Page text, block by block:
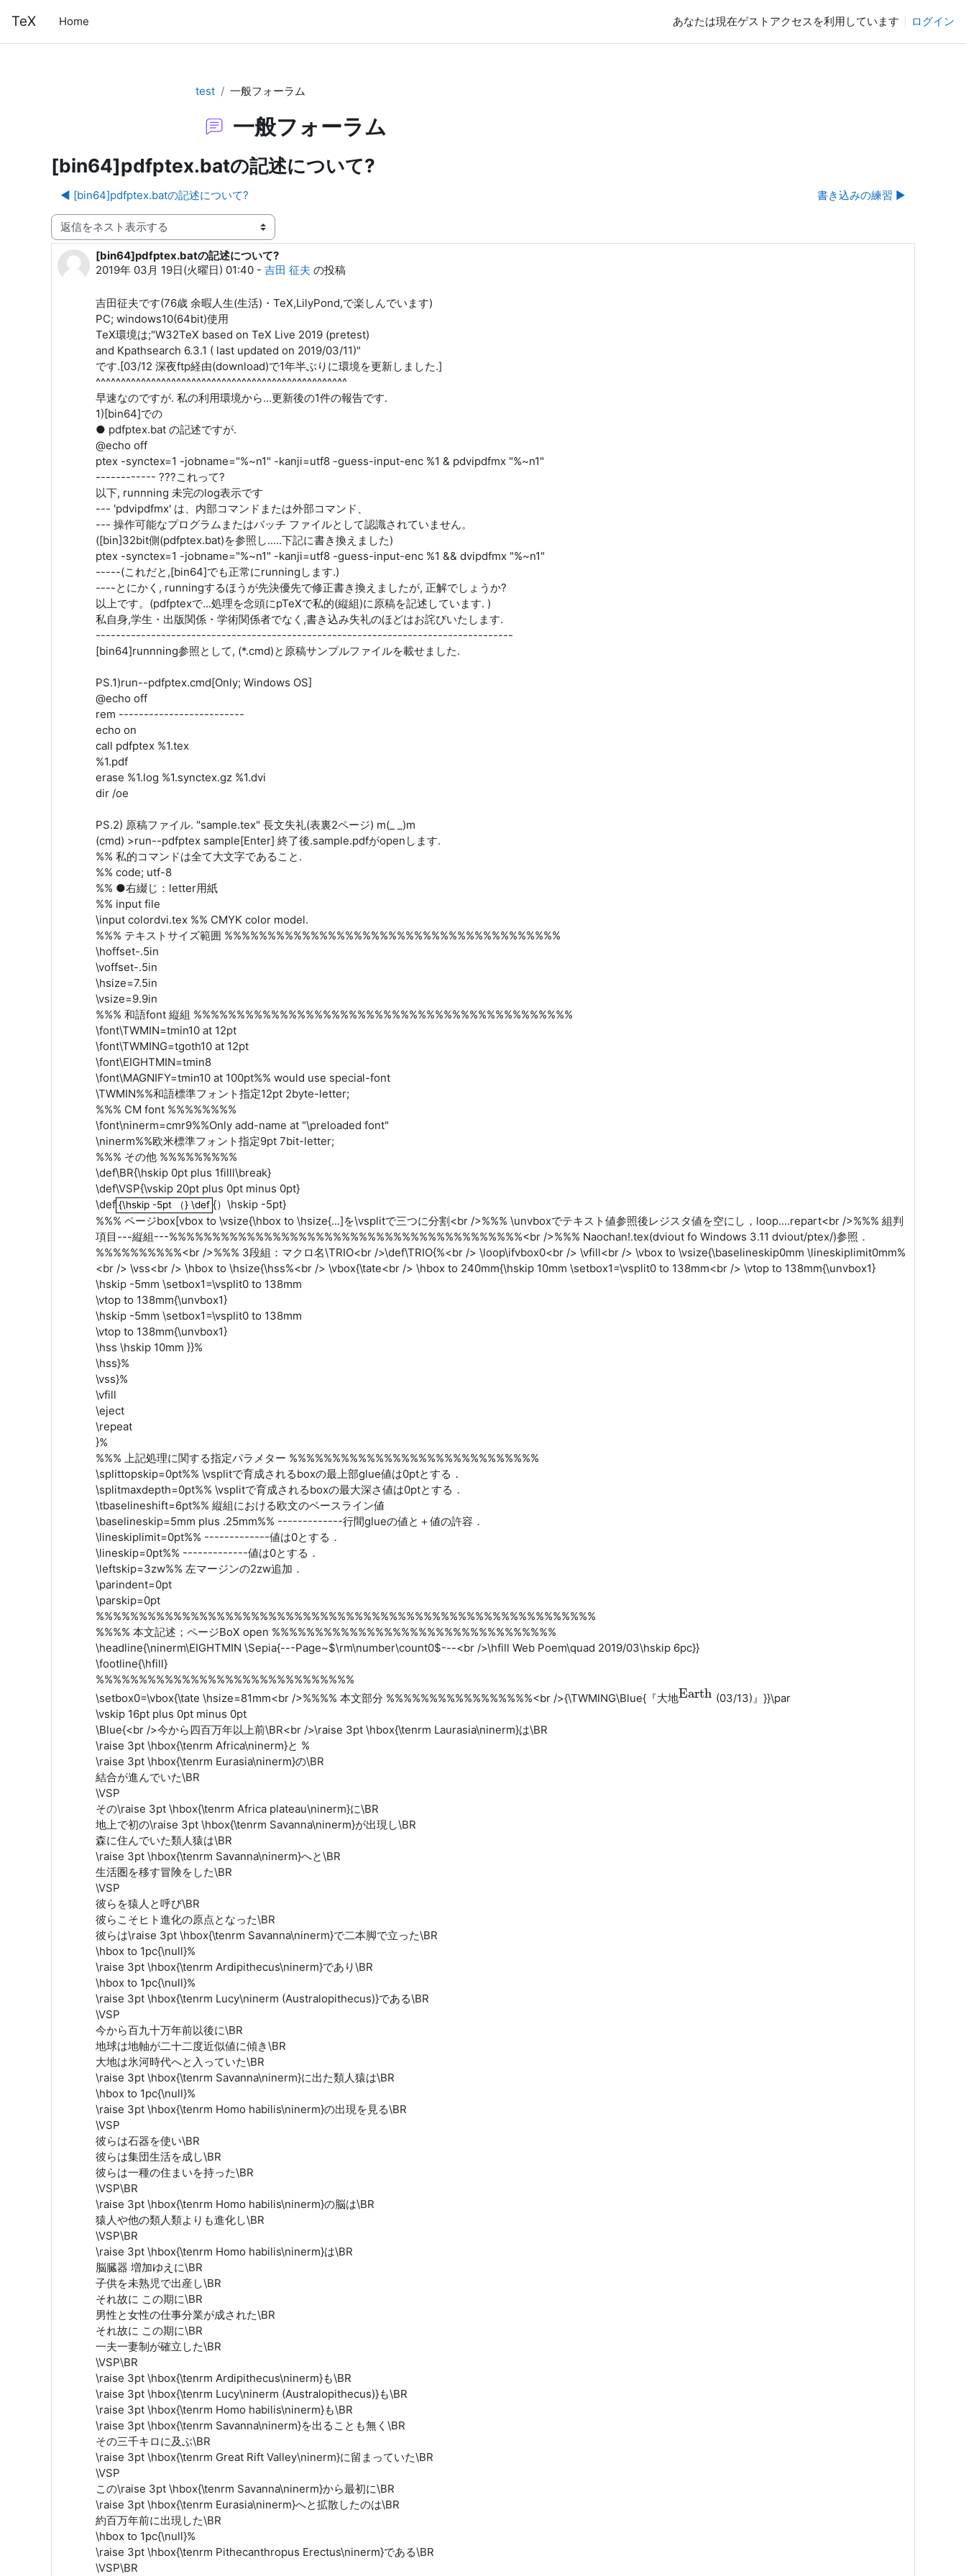
TeX Home あなたは現在ゲストアクセスを利用しています ログイン
test 一般フォーラム
一般フォーラム
[bin64]pdfptex.batの記述について?
◀︎ [bin64]pdfptex.batの記述について? 書き込みの練習 ▶︎
表示モード
[bin64]pdfptex.batの記述について?
2019年 03月 19日(火曜日) 01:40 - 吉田 征夫 の投稿
返信数: 0
吉田征夫です(76歳 余暇人生(生活)・TeX,LilyPond,で楽しんでいます)
PC; windows10(64bit)使用
TeX環境は;"W32TeX based on TeX Live 2019 (pretest)
and Kpathsearch 6.3.1 ( last updated on 2019/03/11)"
です.[03/12 深夜ftp経由(download)で1年半ぶりに環境を更新しました.]
^^^^^^^^^^^^^^^^^^^^^^^^^^^^^^^^^^^^^^^^^^^^^^^^^^
早速なのですが. 私の利用環境から...更新後の1件の報告です.
1)[bin64]での
● pdfptex.bat の記述ですが.
@echo off
ptex -synctex=1 -jobname="%~n1" -kanji=utf8 -guess-input-enc %1 & pdvipdfmx "%~n1"
------------ ???これって?
以下, runnning 未完のlog表示です
--- 'pdvipdfmx' は、内部コマンドまたは外部コマンド、
--- 操作可能なプログラムまたはバッチ ファイルとして認識されていません。
([bin]32bit側(pdfptex.bat)を参照し.....下記に書き換えました)
ptex -synctex=1 -jobname="%~n1" -kanji=utf8 -guess-input-enc %1 && dvipdfmx "%~n1"
-----(これだと,[bin64]でも正常にrunningします.)
----とにかく, runningするほうが先決優先で修正書き換えましたが, 正解でしょうか?
以上です。(pdfptexで...処理を念頭にpTeXで私的(縦組)に原稿を記述しています. )
私自身,学生・出版関係・学術関係者でなく,書き込み失礼のほどはお詫びいたします.
-----------------------------------------------------------------------------------
[bin64]runnning参照として, (*.cmd)と原稿サンプルファイルを載せました.
PS.1)run--pdfptex.cmd[Only; Windows OS]
@echo off
rem -------------------------
echo on
call pdfptex %1.tex
%1.pdf
erase %1.log %1.synctex.gz %1.dvi
dir /oe
PS.2) 原稿ファイル. "sample.tex" 長文失礼(表裏2ページ) m(_ _)m
(cmd) >run--pdfptex sample[Enter] 終了後.sample.pdfがopenします.
%% 私的コマンドは全て大文字であること.
%% code; utf-8
%% ●右綴じ：letter用紙
%% input file
\input colordvi.tex %% CMYK color model.
%%% テキストサイズ範囲 %%%%%%%%%%%%%%%%%%%%%%%%%%%%%%%%%%%%%%%
\hoffset-.5in
\voffset-.5in
\hsize=7.5in
\vsize=9.9in
%%% 和語font 縦組 %%%%%%%%%%%%%%%%%%%%%%%%%%%%%%%%%%%%%%%%%%%%
\font\TWMIN=tmin10 at 12pt
\font\TWMING=tgoth10 at 12pt
\font\EIGHTMIN=tmin8
\font\MAGNIFY=tmin10 at 100pt%% would use special-font
\TWMIN%%和語標準フォント指定12pt 2byte-letter;
%%% CM font %%%%%%%%
\font\ninerm=cmr9%%Only add-name at "\preloaded font"
\ninerm%%欧米標準フォント指定9pt 7bit-letter;
%%% その他 %%%%%%%%%
\def\BR{\hskip 0pt plus 1filll\break}
\def\VSP{\vskip 20pt plus 0pt minus 0pt}
\def {\hskip -5pt （} \def
{\hskip -5pt （} \def{）\hskip -5pt}
%%% ページbox[vbox to \vsize{\hbox to \hsize{...]を\vsplitで三つに分割<br />%%% \unvboxでテキスト値参照後レジスタ値を空にし，loop....repart<br />%%% 組判
項目---縦組---%%%%%%%%%%%%%%%%%%%%%%%%%%%%%%%%%%%%%%%%%<br />%%% Naochan!.tex(dviout fo Windows 3.11 dviout/ptex/)参照．
%%%%%%%%%%<br />%%% 3段組：マクロ名\TRIO<br />\def\TRIO{%<br /> \loop\ifvbox0<br /> \vfill<br /> \vbox to \vsize{\baselineskip0mm \lineskiplimit0mm%
<br /> \vss<br /> \hbox to \hsize{\hss%<br /> \vbox{\tate<br /> \hbox to 240mm{\hskip 10mm \setbox1=\vsplit0 to 138mm<br /> \vtop to 138mm{\unvbox1}
\hskip -5mm \setbox1=\vsplit0 to 138mm
\vtop to 138mm{\unvbox1}
\hskip -5mm \setbox1=\vsplit0 to 138mm
\vtop to 138mm{\unvbox1}
\hss \hskip 10mm }}%
\hss}%
\vss}%
\vfill
\eject
\repeat
}%
%%% 上記処理に関する指定パラメター %%%%%%%%%%%%%%%%%%%%%%%%%%%%%
\splittopskip=0pt%% \vsplitで育成されるboxの最上部glue値は0ptとする．
\splitmaxdepth=0pt%% \vsplitで育成されるboxの最大深さ値は0ptとする．
\tbaselineshift=6pt%% 縦組における欧文のベースライン値
\baselineskip=5mm plus .25mm%% -------------行間glueの値と＋値の許容．
\lineskiplimit=0pt%% -------------値は0とする．
\lineskip=0pt%% -------------値は0とする．
\leftskip=3zw%% 左マージンの2zw追加．
\parindent=0pt
\parskip=0pt
%%%%%%%%%%%%%%%%%%%%%%%%%%%%%%%%%%%%%%%%%%%%%%%%%%%%%%%%%%
%%%% 本文記述；ページBoX open %%%%%%%%%%%%%%%%%%%%%%%%%%%%%%%%%
\headline{\ninerm\EIGHTMIN \Sepia{---Page~$\rm\number\count0$---<br />\hfill Web Poem\quad 2019/03\hskip 6pc}}
\footline{\hfill}
%%%%%%%%%%%%%%%%%%%%%%%%%%%%%%
\setbox0=\vbox{\tate \hsize=81mm<br />%%%% 本文部分 %%%%%%%%%%%%%%%%%<br />{\TWMING\Blue{『大地Earth
Earth
(03/13)』}}\par
\vskip 16pt plus 0pt minus 0pt
\Blue{<br />今から四百万年以上前\BR<br />\raise 3pt \hbox{\tenrm Laurasia\ninerm}は\BR
\raise 3pt \hbox{\tenrm Africa\ninerm}と %
\raise 3pt \hbox{\tenrm Eurasia\ninerm}の\BR
結合が進んでいた\BR
\VSP
その\raise 3pt \hbox{\tenrm Africa plateau\ninerm}に\BR
地上で初の\raise 3pt \hbox{\tenrm Savanna\ninerm}が出現し\BR
森に住んでいた類人猿は\BR
\raise 3pt \hbox{\tenrm Savanna\ninerm}へと\BR
生活圏を移す冒険をした\BR
\VSP
彼らを猿人と呼び\BR
彼らこそヒト進化の原点となった\BR
彼らは\raise 3pt \hbox{\tenrm Savanna\ninerm}で二本脚で立った\BR
\hbox to 1pc{\null}%
\raise 3pt \hbox{\tenrm Ardipithecus\ninerm}であり\BR
\hbox to 1pc{\null}%
\raise 3pt \hbox{\tenrm Lucy\ninerm (Australopithecus)}である\BR
\VSP
今から百九十万年前以後に\BR
地球は地軸が二十二度近似値に傾き\BR
大地は氷河時代へと入っていた\BR
\raise 3pt \hbox{\tenrm Savanna\ninerm}に出た類人猿は\BR
\hbox to 1pc{\null}%
\raise 3pt \hbox{\tenrm Homo habilis\ninerm}の出現を見る\BR
\VSP
彼らは石器を使い\BR
彼らは集団生活を成し\BR
彼らは一種の住まいを持った\BR
\VSP\BR
\raise 3pt \hbox{\tenrm Homo habilis\ninerm}の脳は\BR
猿人や他の類人類よりも進化し\BR
\VSP\BR
\raise 3pt \hbox{\tenrm Homo habilis\ninerm}は\BR
脳臓器 増加ゆえに\BR
子供を未熟児で出産し\BR
それ故に この期に\BR
男性と女性の仕事分業が成された\BR
それ故に この期に\BR
一夫一妻制が確立した\BR
\VSP\BR
\raise 3pt \hbox{\tenrm Ardipithecus\ninerm}も\BR
\raise 3pt \hbox{\tenrm Lucy\ninerm (Australopithecus)}も\BR
\raise 3pt \hbox{\tenrm Homo habilis\ninerm}も\BR
\raise 3pt \hbox{\tenrm Savanna\ninerm}を出ることも無く\BR
その三千キロに及ぶ\BR
\raise 3pt \hbox{\tenrm Great Rift Valley\ninerm}に留まっていた\BR
\VSP
この\raise 3pt \hbox{\tenrm Savanna\ninerm}から最初に\BR
\raise 3pt \hbox{\tenrm Eurasia\ninerm}へと拡散したのは\BR
約百万年前に出現した\BR
\hbox to 1pc{\null}%
\raise 3pt \hbox{\tenrm Pithecanthropus Erectus\ninerm}である\BR
\VSP\BR